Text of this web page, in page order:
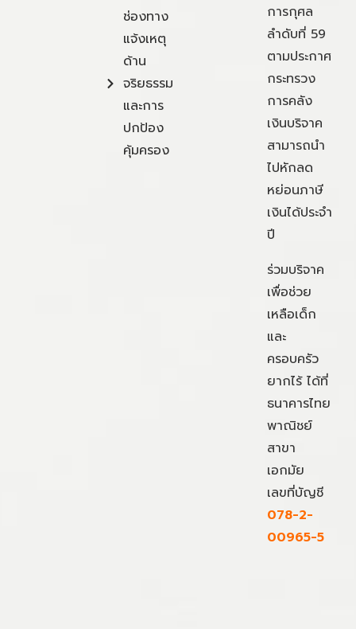
ช่องทาง
แจ้งเหตุ
ด้าน
จริยธรรม
และการ
ปกป้อง
คุ้มครอง
การกุศล
ลำดับที่ 59
ตามประกาศ
กระทรวง
การคลัง
เงินบริจาค
สามารถนำ
ไปหักลด
หย่อนภาษี
เงินได้ประจำ
ปี
ร่วมบริจาค
เพื่อช่วย
เหลือเด็ก
และ
ครอบครัว
ยากไร้ ได้ที่
ธนาคารไทย
พาณิชย์
สาขา
เอกมัย
เลขที่บัญชี
078-2-
00965-5